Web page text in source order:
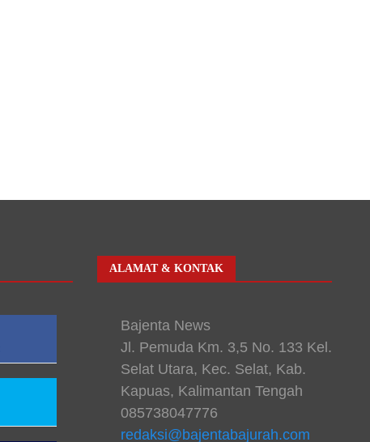
ALAMAT & KONTAK
Bajenta News
Jl. Pemuda Km. 3,5 No. 133 Kel.
Selat Utara, Kec. Selat, Kab.
Kapuas, Kalimantan Tengah
085738047776
redaksi@bajentabajurah.com